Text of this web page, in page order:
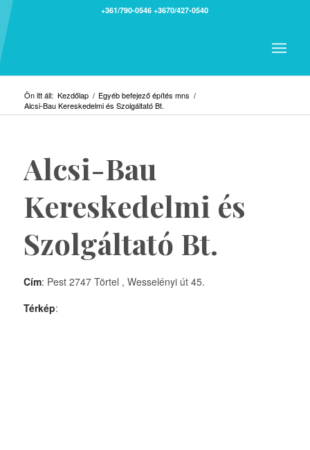
+361/790-0546 +3670/427-0540
Ön itt áll: Kezdőlap / Egyéb befejező építés mns /
Alcsi-Bau Kereskedelmi és Szolgáltató Bt.
Alcsi-Bau
Kereskedelmi és
Szolgáltató Bt.
Cím: Pest 2747 Törtel , Wesselényi út 45.
Térkép: